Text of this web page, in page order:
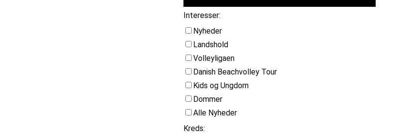
Interesser:
Nyheder
Landshold
Volleyligaen
Danish Beachvolley Tour
Kids og Ungdom
Dommer
Alle Nyheder
Kreds: